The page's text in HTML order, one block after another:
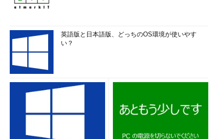
英語版と日本語版、どっちのOS環境が使いやす
い？